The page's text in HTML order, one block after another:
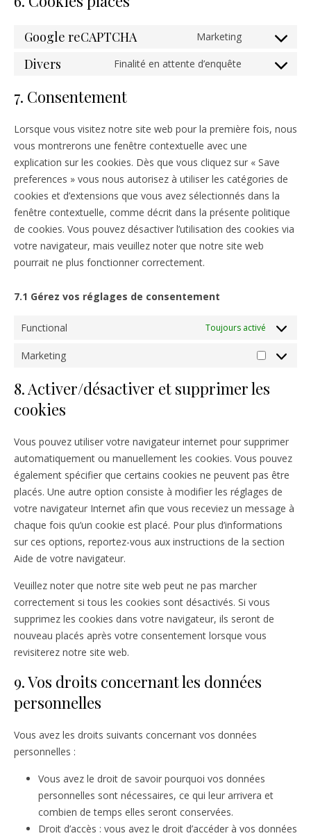
Google reCAPTCHA Marketing
Consent to
Divers Finalité en attente d’enquête
Consent to
7. Consentement
Lorsque vous visitez notre site web pour la première fois, nous
vous montrerons une fenêtre contextuelle avec une
explication sur les cookies. Dès que vous cliquez sur « Save
preferences » vous nous autorisez à utiliser les catégories de
cookies et d’extensions que vous avez sélectionnés dans la
fenêtre contextuelle, comme décrit dans la présente politique
de cookies. Vous pouvez désactiver l’utilisation des cookies via
votre navigateur, mais veuillez noter que notre site web
pourrait ne plus fonctionner correctement.
7.1 Gérez vos réglages de consentement
Functional Toujours activé
Marketing
Marketing
8. Activer/désactiver et supprimer les
cookies
Vous pouvez utiliser votre navigateur internet pour supprimer
automatiquement ou manuellement les cookies. Vous pouvez
également spécifier que certains cookies ne peuvent pas être
placés. Une autre option consiste à modifier les réglages de
votre navigateur Internet afin que vous receviez un message à
chaque fois qu’un cookie est placé. Pour plus d’informations
sur ces options, reportez-vous aux instructions de la section
Aide de votre navigateur.
Veuillez noter que notre site web peut ne pas marcher
correctement si tous les cookies sont désactivés. Si vous
supprimez les cookies dans votre navigateur, ils seront de
nouveau placés après votre consentement lorsque vous
revisiterez notre site web.
9. Vos droits concernant les données
personnelles
Vous avez les droits suivants concernant vos données
personnelles :
Vous avez le droit de savoir pourquoi vos données
personnelles sont nécessaires, ce qui leur arrivera et
combien de temps elles seront conservées.
Droit d’accès : vous avez le droit d’accéder à vos données